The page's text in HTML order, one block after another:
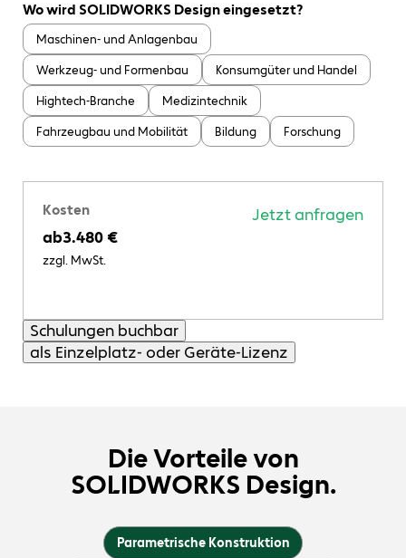
Wo wird SOLIDWORKS Design eingesetzt?
Maschinen- und Anlagenbau
Werkzeug- und Formenbau
Konsumgüter und Handel
Hightech-Branche
Medizintechnik
Fahrzeugbau und Mobilität
Bildung Forschung
Kosten
ab3.480 €
zzgl. MwSt.
Jetzt anfragen
Schulungen buchbar
als Einzelplatz- oder Geräte-Lizenz
Die Vorteile von
SOLIDWORKS Design.
Parametrische Konstruktion